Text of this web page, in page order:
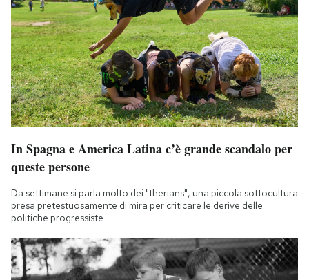
In Spagna e America Latina c’è grande scandalo per
queste persone
Da settimane si parla molto dei "therians", una piccola sottocultura
presa pretestuosamente di mira per criticare le derive delle
politiche progressiste